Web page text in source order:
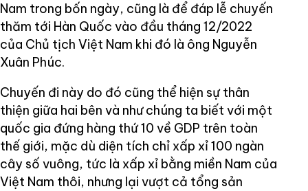
Nam trong bốn ngày, cũng là để đáp lễ chuyến
thăm tới Hàn Quốc vào đầu tháng 12/2022
của Chủ tịch Việt Nam khi đó là ông Nguyễn
Xuân Phúc.
Chuyến đi này do đó cũng thể hiện sự thân
thiện giữa hai bên và như chúng ta biết với một
quốc gia đứng hàng thứ 10 về GDP trên toàn
thế giới, mặc dù diện tích chỉ xấp xỉ 100 ngàn
cây số vuông, tức là xấp xỉ bằng miền Nam của
Việt Nam thôi, nhưng lại vượt cả tổng sản